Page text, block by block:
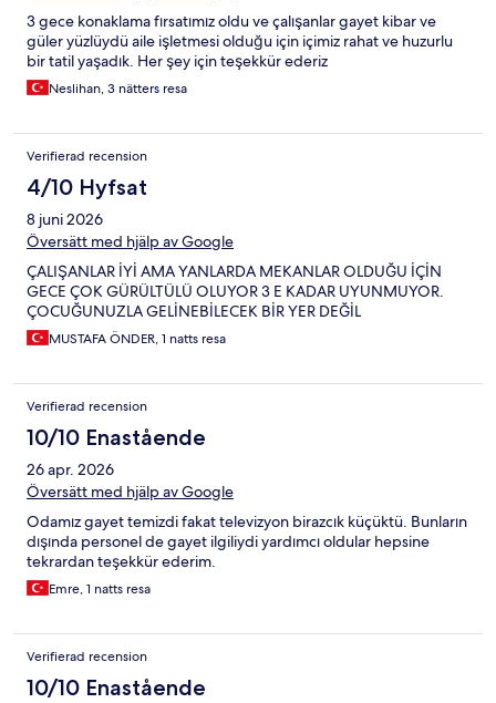
3 gece konaklama fırsatımız oldu ve çalışanlar gayet kibar ve
güler yüzlüydü aile işletmesi olduğu için içimiz rahat ve huzurlu
bir tatil yaşadık. Her şey için teşekkür ederiz
Neslihan, 3 nätters resa
Verifierad recension
4/10 Hyfsat
8 juni 2026
Översätt med hjälp av Google
ÇALIŞANLAR İYİ AMA YANLARDA MEKANLAR OLDUĞU İÇİN
GECE ÇOK GÜRÜLTÜLÜ OLUYOR 3 E KADAR UYUNMUYOR.
ÇOCUĞUNUZLA GELİNEBİLECEK BİR YER DEĞİL
MUSTAFA ÖNDER, 1 natts resa
Verifierad recension
10/10 Enastående
26 apr. 2026
Översätt med hjälp av Google
Odamız gayet temizdi fakat televizyon birazcık küçüktü. Bunların
dışında personel de gayet ilgiliydi yardımcı oldular hepsine
tekrardan teşekkür ederim.
Emre, 1 natts resa
Verifierad recension
10/10 Enastående